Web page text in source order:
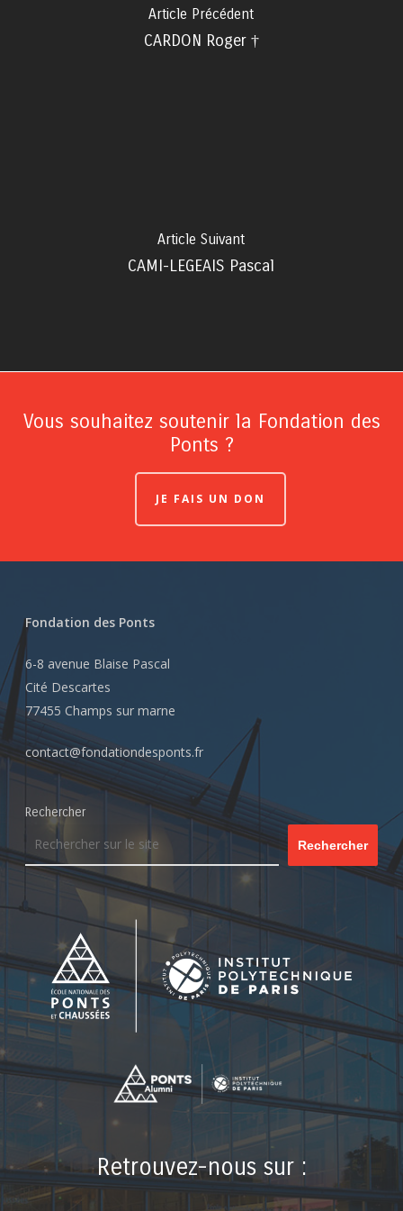
Article Précédent
CARDON Roger †
Article Suivant
CAMI-LEGEAIS Pascal
Vous souhaitez soutenir la Fondation des
Ponts ?
JE FAIS UN DON
Fondation des Ponts
6-8 avenue Blaise Pascal
Cité Descartes
77455 Champs sur marne
contact@fondationdesponts.fr
Rechercher
Rechercher
Retrouvez-nous sur :